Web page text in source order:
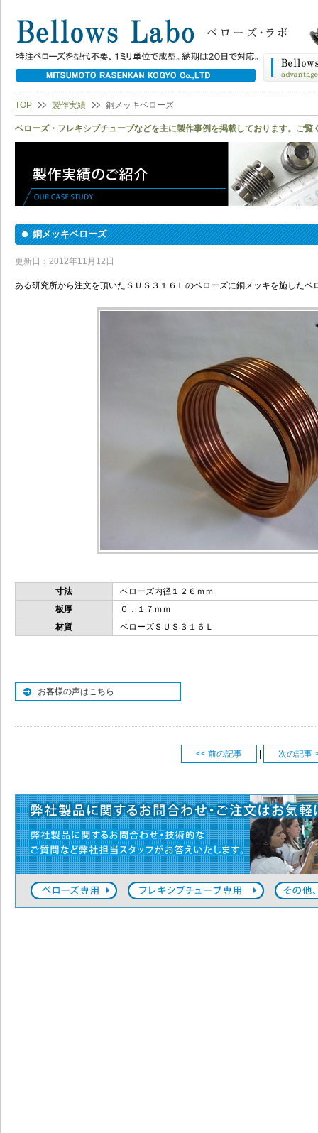
TOP 製作実績 銅メッキベローズ
ベローズ・フレキシブチューブなどを主に製作事例を掲載しております。ご覧
銅メッキベローズ
更新日：2012年11月12日
ある研究所から注文を頂いたＳＵＳ３１６Ｌのベローズに銅メッキを施したベ
寸法
ベローズ内径１２６ｍｍ
板厚
０．１７ｍｍ
材質
ベローズＳＵＳ３１６Ｌ
お客様の声はこちら
<< 前の記事 次の記事